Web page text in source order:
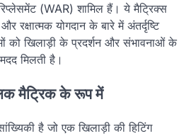
(WAR) शामिल हैं। ये मैट्रिक्स
योगदान के बारे में अंतर्दृष्टि
को खिलाड़ी के प्रदर्शन और संभावनाओं के
मिलती है।
मैट्रिक के रूप में
है जो एक खिलाड़ी की हिटिंग